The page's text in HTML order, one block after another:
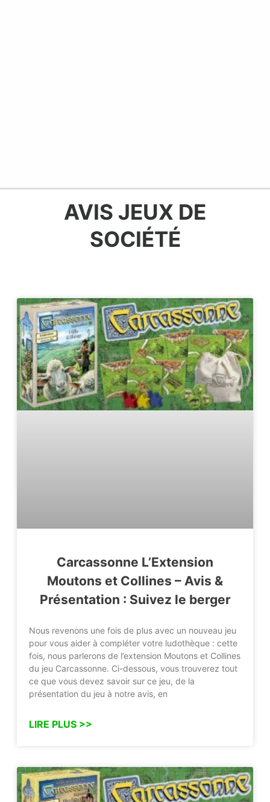
AVIS JEUX DE
SOCIÉTÉ
Carcassonne L’Extension
Moutons et Collines – Avis &
Présentation : Suivez le berger
Nous revenons une fois de plus avec un nouveau jeu
pour vous aider à compléter votre ludothèque : cette
fois, nous parlerons de l’extension Moutons et Collines
du jeu Carcassonne. Ci-dessous, vous trouverez tout
ce que vous devez savoir sur ce jeu, de la
présentation du jeu à notre avis, en
LIRE PLUS >>
PagePagePage